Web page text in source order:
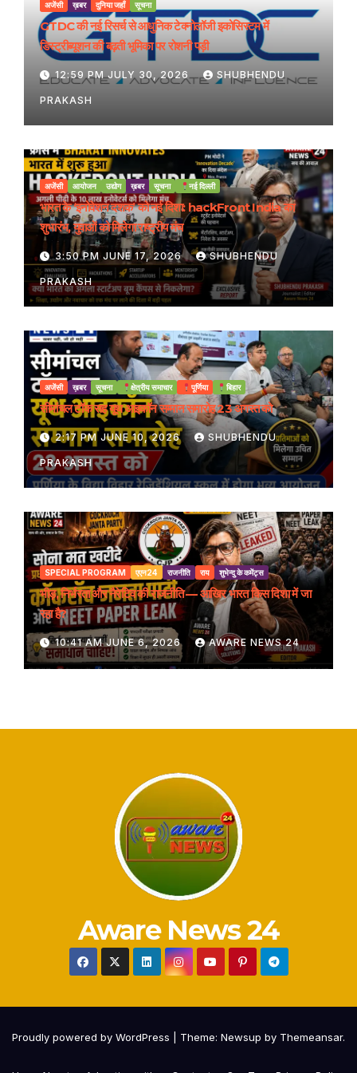
अजेंसी ख़बर दुनिया जहाँ सूचना
GTDC की नई रिसर्च से आधुनिक टेक्नोलॉजी इकोसिस्टम में
डिस्ट्रीब्यूशन की बढ़ती भूमिका पर रोशनी पड़ी
12:59 PM JULY 30, 2026 SHUBHENDU
PRAKASH
अजेंसी आयोजन उद्योग ख़बर सूचना नई दिल्ली
भारत के ‘इनोवेशन दशक’ को नई दिशा: hackFront India का
शुभारंभ, युवाओं को मिलेगा राष्ट्रीय मंच
3:50 PM JUNE 17, 2026 SHUBHENDU
PRAKASH
अजेंसी ख़बर सूचना क्षेत्रीय समाचार पूर्णिया बिहार
सीमांचल टॉक सह यूथ आइकॉन सम्मान समारोह 23 अगस्त को
2:17 PM JUNE 10, 2026 SHUBHENDU
PRAKASH
SPECIAL PROGRAM एएन24 राजनीति राय शुभेन्दु के कमेंट्स
भीड़, निर्भरता और नैरेटिव की राजनीति — आखिर भारत किस दिशा में जा
रहा है?
10:41 AM JUNE 6, 2026 AWARE NEWS 24
Aware News 24
Proudly powered by WordPress Theme: Newsup by Themeansar.